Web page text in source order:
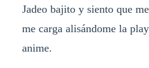
Jadeo bajito y siento que
me carga alisándome la
anime.